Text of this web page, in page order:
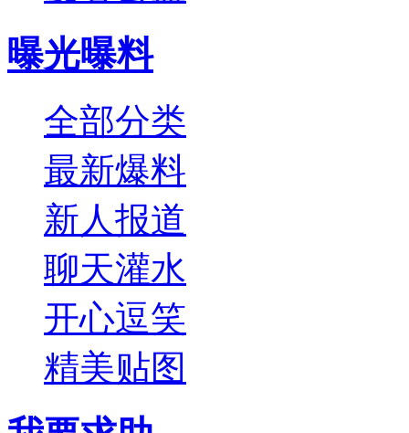
曝光曝料
全部分类
最新爆料
新人报道
聊天灌水
开心逗笑
精美贴图